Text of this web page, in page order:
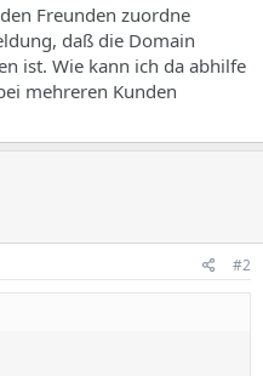
Freunden zuordne
daß die Domain
ist. Wie kann ich da abhilfe
mehreren Kunden
#2